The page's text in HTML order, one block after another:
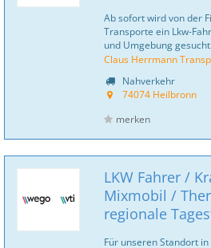
Ab sofort wird von der
Transporte ein Lkw-
und Umgebung gesucht.
Claus Herrmann
Nahverkehr
74074 Heilbronn
merken
LKW Fahrer /
Mixmobil /
regionale
Für unseren Standort